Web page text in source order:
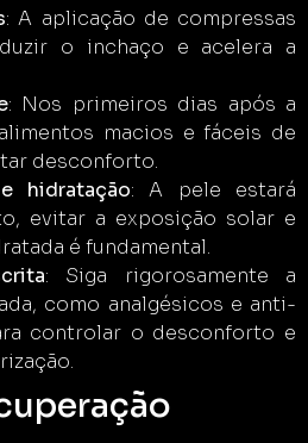
: A aplicação de compressas
o inchaço e acelera a
: Nos primeiros dias após a
macios e fáceis de
desconforto.
hidratação: A pele estará
evitar a exposição solar e
é fundamental.
: Siga rigorosamente a
como analgésicos e anti-
controlar o desconforto e